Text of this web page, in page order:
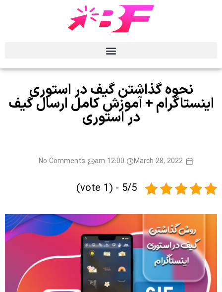
نحوه گذاشتن گیف در استوری
اینستاگرام + آموزش کامل ارسال گیف
در استوری
March 28, 2022
12:00 am
No Comments
5/5 - (1 vote)